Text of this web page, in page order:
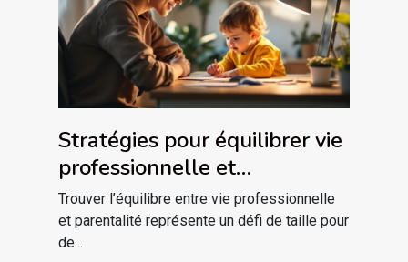
Stratégies pour équilibrer vie
professionnelle et
parentalité
Trouver l’équilibre entre vie professionnelle
et parentalité représente un défi de taille pour
de...